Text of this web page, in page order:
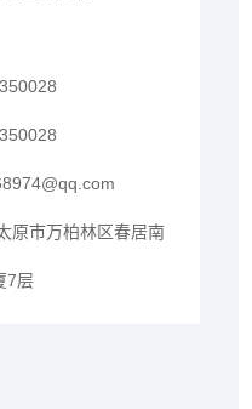
原市万柏林区春居南
7层